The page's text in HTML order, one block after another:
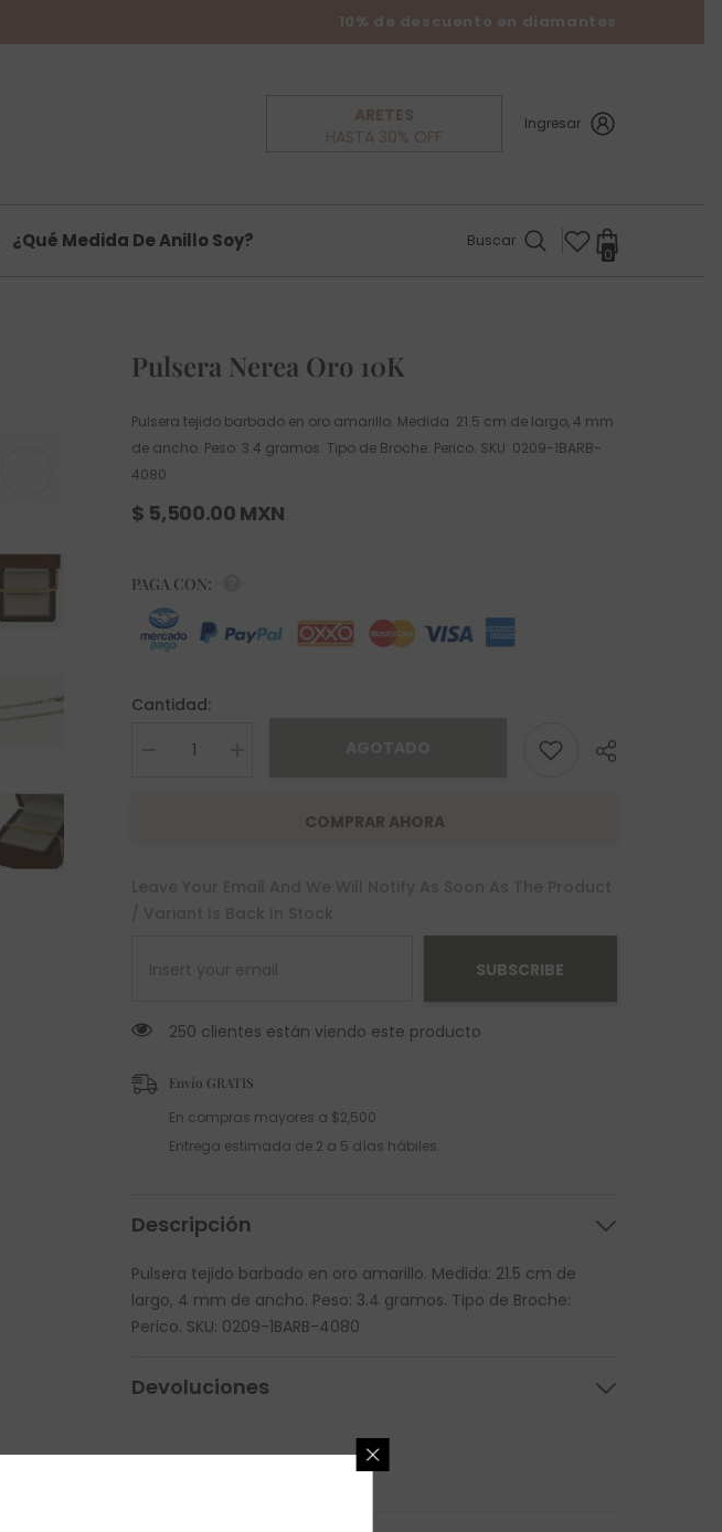
10% de descuento en diamantes
ARETES
HASTA 30% OFF
Ingresar
¿Qué Medida De Anillo Soy? Buscar
00
items
Pulsera Nerea Oro 10K
Pulsera tejido barbado en oro amarillo. Medida: 21.5 cm de largo, 4 mm
de ancho. Peso: 3.4 gramos. Tipo de Broche: Perico. SKU: 0209-1BARB-
4080
$ 5,500.00 MXN
PAGA CON:
Cantidad:
Decrease
COMPRAR AHORA
SUBSCRIBE
250 clientes están viendo este producto
Envío GRATIS
En compras mayores a $2,500
Entrega estimada de 2 a 5 días hábiles.
Descripción
Pulsera tejido barbado en oro amarillo. Medida: 21.5 cm de
largo, 4 mm de ancho. Peso: 3.4 gramos. Tipo de Broche:
Perico. SKU: 0209-1BARB-4080
Devoluciones